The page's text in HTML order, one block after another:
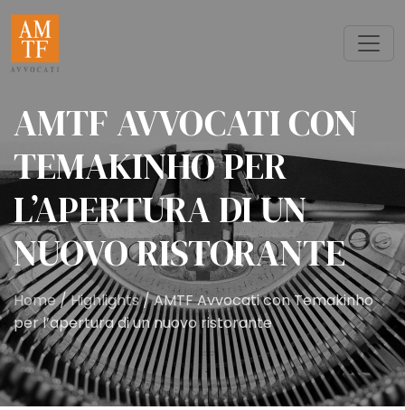
AMTF AVVOCATI CON
TEMAKINHO PER
L’APERTURA DI UN
NUOVO RISTORANTE
Home/Highlights/ AMTF Avvocati con Temakinho
per l’apertura di un nuovo ristorante